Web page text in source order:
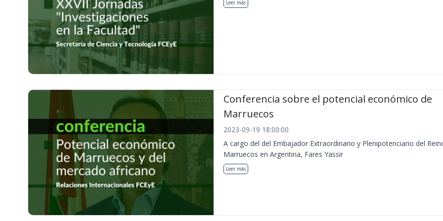
Leer más
Conferencia sobre el potencial económico de
Marruecos
2023-09-19 18:00:00
A cargo del del Embajador Extraordinario y Plenipotenciario del
Marruecos en Argentina, Fares Yassir
Leer más